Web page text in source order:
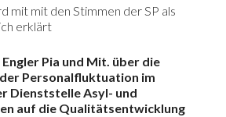
mit mit den Stimmen der SP als
erklärt
Pia und Mit. über die
Personalfluktuation im
Dienststelle Asyl- und
auf die Qualitätsentwicklung